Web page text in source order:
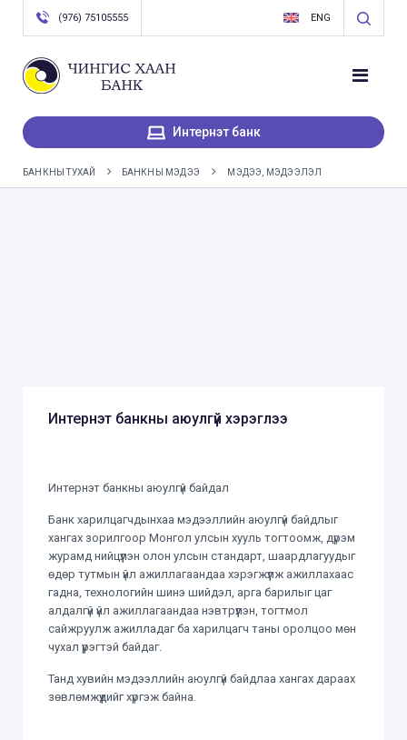
ENG
(976) 75105555
Интернэт банк
БАНКНЫ ТУХАЙ БАНКНЫ МЭДЭЭ МЭДЭЭ, МЭДЭЭЛЭЛ
Интернэт банкны аюулгүй хэрэглээ
Интернэт банкны аюулгүй байдал
Банк харилцагчдынхаа мэдээллийн аюулгүй байдлыг
хангах зорилгоор Монгол улсын хууль тогтоомж, дүрэм
журамд нийцүүлэн олон улсын стандарт, шаардлагуудыг
өдөр тутмын үйл ажиллагаандаа хэрэгжүүлж ажиллахаас
гадна, технологийн шинэ шийдэл, арга барилыг цаг
алдалгүй үйл ажиллагаандаа нэвтрүүлэн, тогтмол
сайжруулж ажилладаг ба харилцагч таны оролцоо мөн
чухал үүрэгтэй байдаг.
Танд хувийн мэдээллийн аюулгүй байдлаа хангах дараах
зөвлөмжүүдийг хүргэж байна.